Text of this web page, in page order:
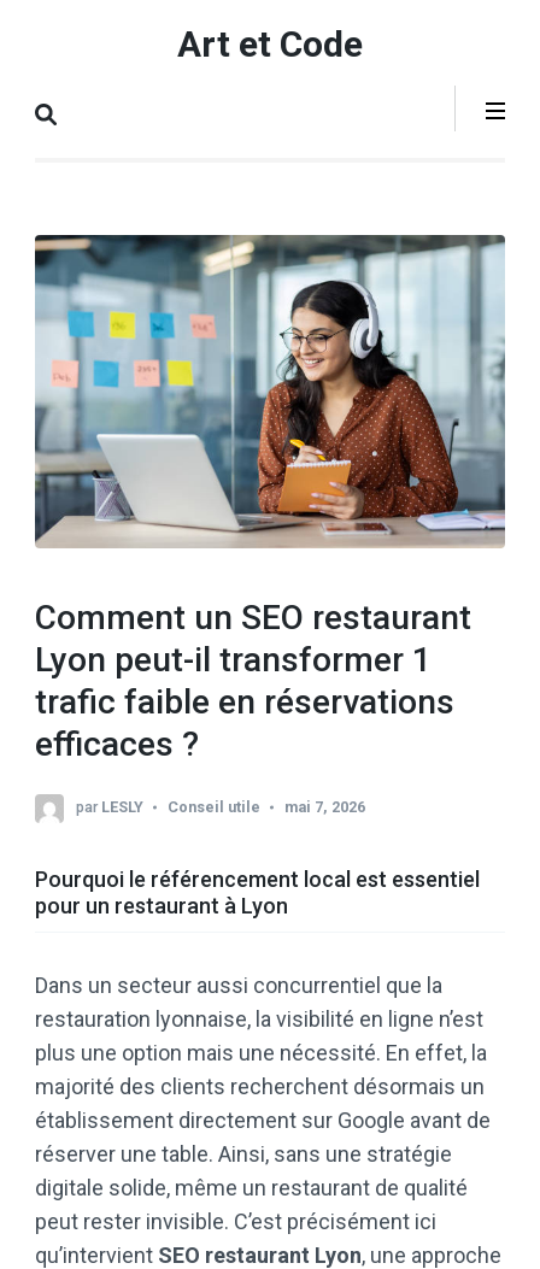
(Pressez
Art et Code
Comment un SEO restaurant
Lyon peut-il transformer 1
trafic faible en réservations
efficaces ?
par LESLY Conseil utile mai 7, 2026
Pourquoi le référencement local est essentiel
pour un restaurant à Lyon
Dans un secteur aussi concurrentiel que la
restauration lyonnaise, la visibilité en ligne n’est
plus une option mais une nécessité. En effet, la
majorité des clients recherchent désormais un
établissement directement sur Google avant de
réserver une table. Ainsi, sans une stratégie
digitale solide, même un restaurant de qualité
peut rester invisible. C’est précisément ici
qu’intervient SEO restaurant Lyon, une approche